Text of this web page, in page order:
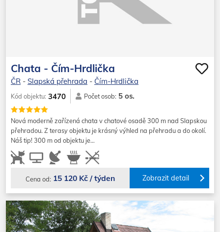
Chata - Čím-Hrdlička
ČR - Slapská přehrada - Čím-Hrdlička
Kód objektu: 3470 Počet osob: 5 os.
Nová moderně zařízená chata v chatové osadě 300 m nad Slapskou
přehradou. Z terasy objektu je krásný výhled na přehradu a do okolí.
Náš tip! 300 m od objektu je…
Cena od: 15 120 Kč / týden Zobrazit detail